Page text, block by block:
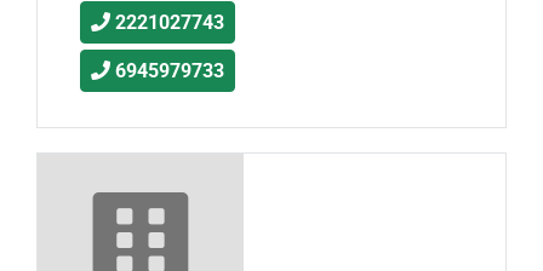
2221027743
6945979733